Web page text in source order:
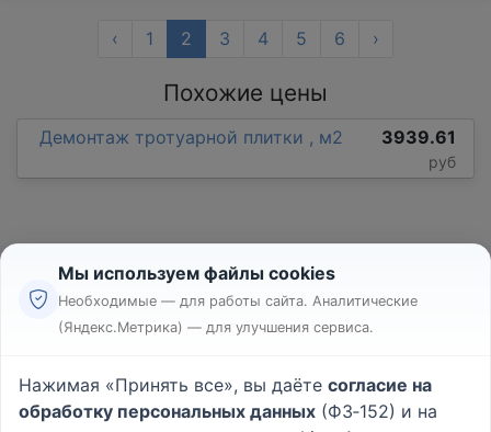
‹ 1 2 3 4 5 6 ›
Похожие цены
Демонтаж тротуарной плитки , м2 3939.61
руб
Реклама
Пользовательское соглашение
Политика конфиденциальности
Мы используем файлы cookies
Необходимые — для работы сайта. Аналитические
(Яндекс.Метрика) — для улучшения сервиса.
Нажимая «Принять все», вы даёте согласие на
обработку персональных данных (ФЗ‑152) и на